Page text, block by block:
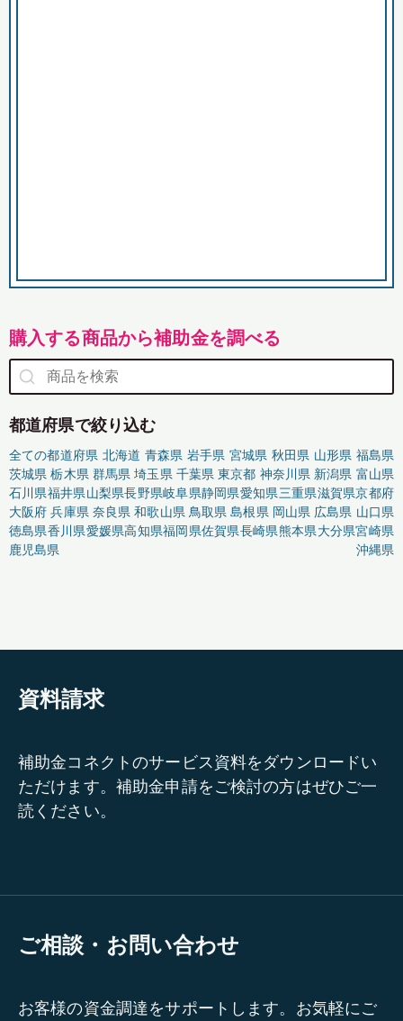
購入する商品から補助金を調べる
都道府県で絞り込む
全ての都道府県 北海道 青森県 岩手県 宮城県 秋田県 山形県 福島県
茨城県 栃木県 群馬県 埼玉県 千葉県 東京都 神奈川県 新潟県 富山県
石川県福井県山梨県長野県岐阜県静岡県愛知県三重県滋賀県京都府
大阪府 兵庫県 奈良県 和歌山県 鳥取県 島根県 岡山県 広島県 山口県
徳島県香川県愛媛県高知県福岡県佐賀県長崎県熊本県大分県宮崎県
鹿児島県
沖縄県
資料請求
補助金コネクトのサービス資料をダウンロードい
ただけます。補助金申請をご検討の方はぜひご一
読ください。
ご相談・お問い合わせ
お客様の資金調達をサポートします。お気軽にご